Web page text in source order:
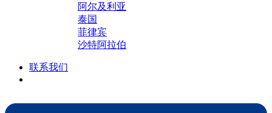
阿尔及利亚
泰国
菲律宾
沙特阿拉伯
联系我们